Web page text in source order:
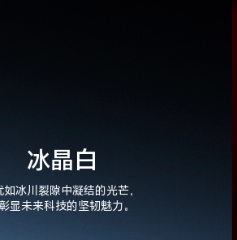
冰晶白
如冰川裂隙中凝结的光芒，
彰显未来科技的坚韧魅力。